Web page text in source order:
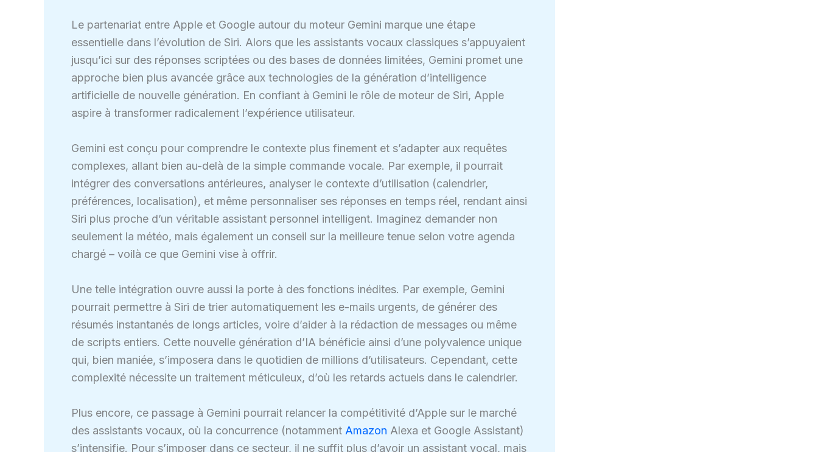
Le partenariat entre Apple et Google autour du moteur Gemini marque une étape
essentielle dans l’évolution de Siri. Alors que les assistants vocaux classiques s’appuyaient
jusqu’ici sur des réponses scriptées ou des bases de données limitées, Gemini promet une
approche bien plus avancée grâce aux technologies de la génération d’intelligence
artificielle de nouvelle génération. En confiant à Gemini le rôle de moteur de Siri, Apple
aspire à transformer radicalement l’expérience utilisateur.
Gemini est conçu pour comprendre le contexte plus finement et s’adapter aux requêtes
complexes, allant bien au-delà de la simple commande vocale. Par exemple, il pourrait
intégrer des conversations antérieures, analyser le contexte d’utilisation (calendrier,
préférences, localisation), et même personnaliser ses réponses en temps réel, rendant ainsi
Siri plus proche d’un véritable assistant personnel intelligent. Imaginez demander non
seulement la météo, mais également un conseil sur la meilleure tenue selon votre agenda
chargé – voilà ce que Gemini vise à offrir.
Une telle intégration ouvre aussi la porte à des fonctions inédites. Par exemple, Gemini
pourrait permettre à Siri de trier automatiquement les e-mails urgents, de générer des
résumés instantanés de longs articles, voire d’aider à la rédaction de messages ou même
de scripts entiers. Cette nouvelle génération d’IA bénéficie ainsi d’une polyvalence unique
qui, bien maniée, s’imposera dans le quotidien de millions d’utilisateurs. Cependant, cette
complexité nécessite un traitement méticuleux, d’où les retards actuels dans le calendrier.
Plus encore, ce passage à Gemini pourrait relancer la compétitivité d’Apple sur le marché
des assistants vocaux, où la concurrence (notamment Amazon Alexa et Google Assistant)
s’intensifie. Pour s’imposer dans ce secteur, il ne suffit plus d’avoir un assistant vocal, mais